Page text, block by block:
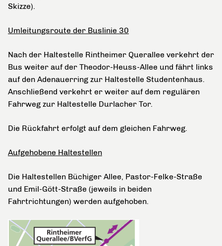
Skizze).
Umleitungsroute der Buslinie 30
Nach der Haltestelle Rintheimer Querallee verkehrt der
Bus weiter auf der Theodor-Heuss-Allee und fährt links
auf den Adenauerring zur Haltestelle Studentenhaus.
Anschließend verkehrt er weiter auf dem regulären
Fahrweg zur Haltestelle Durlacher Tor.
Die Rückfahrt erfolgt auf dem gleichen Fahrweg.
Aufgehobene Haltestellen
Die Haltestellen Büchiger Allee, Pastor-Felke-Straße
und Emil-Gött-Straße (jeweils in beiden
Fahrtrichtungen) werden aufgehoben.